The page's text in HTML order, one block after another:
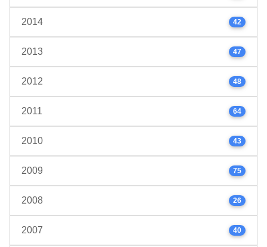
2014 42
2013 47
2012 48
2011 64
2010 43
2009 75
2008 26
2007 40